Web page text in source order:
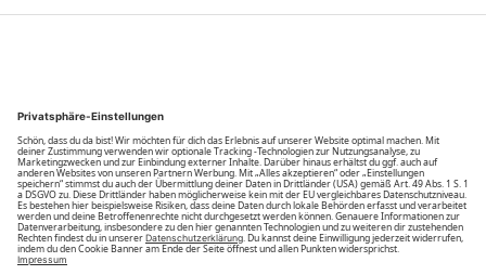
Unsere Vorteile
Unsere Partner